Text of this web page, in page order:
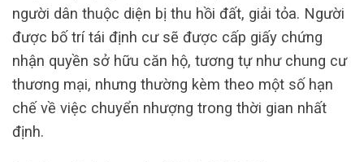
người dân thuộc diện bị thu hồi đất, giải tỏa. Người
được bố trí tái định cư sẽ được cấp giấy chứng
nhận quyền sở hữu căn hộ, tương tự như chung cư
thương mại, nhưng thường kèm theo một số hạn
chế về việc chuyển nhượng trong thời gian nhất
định.